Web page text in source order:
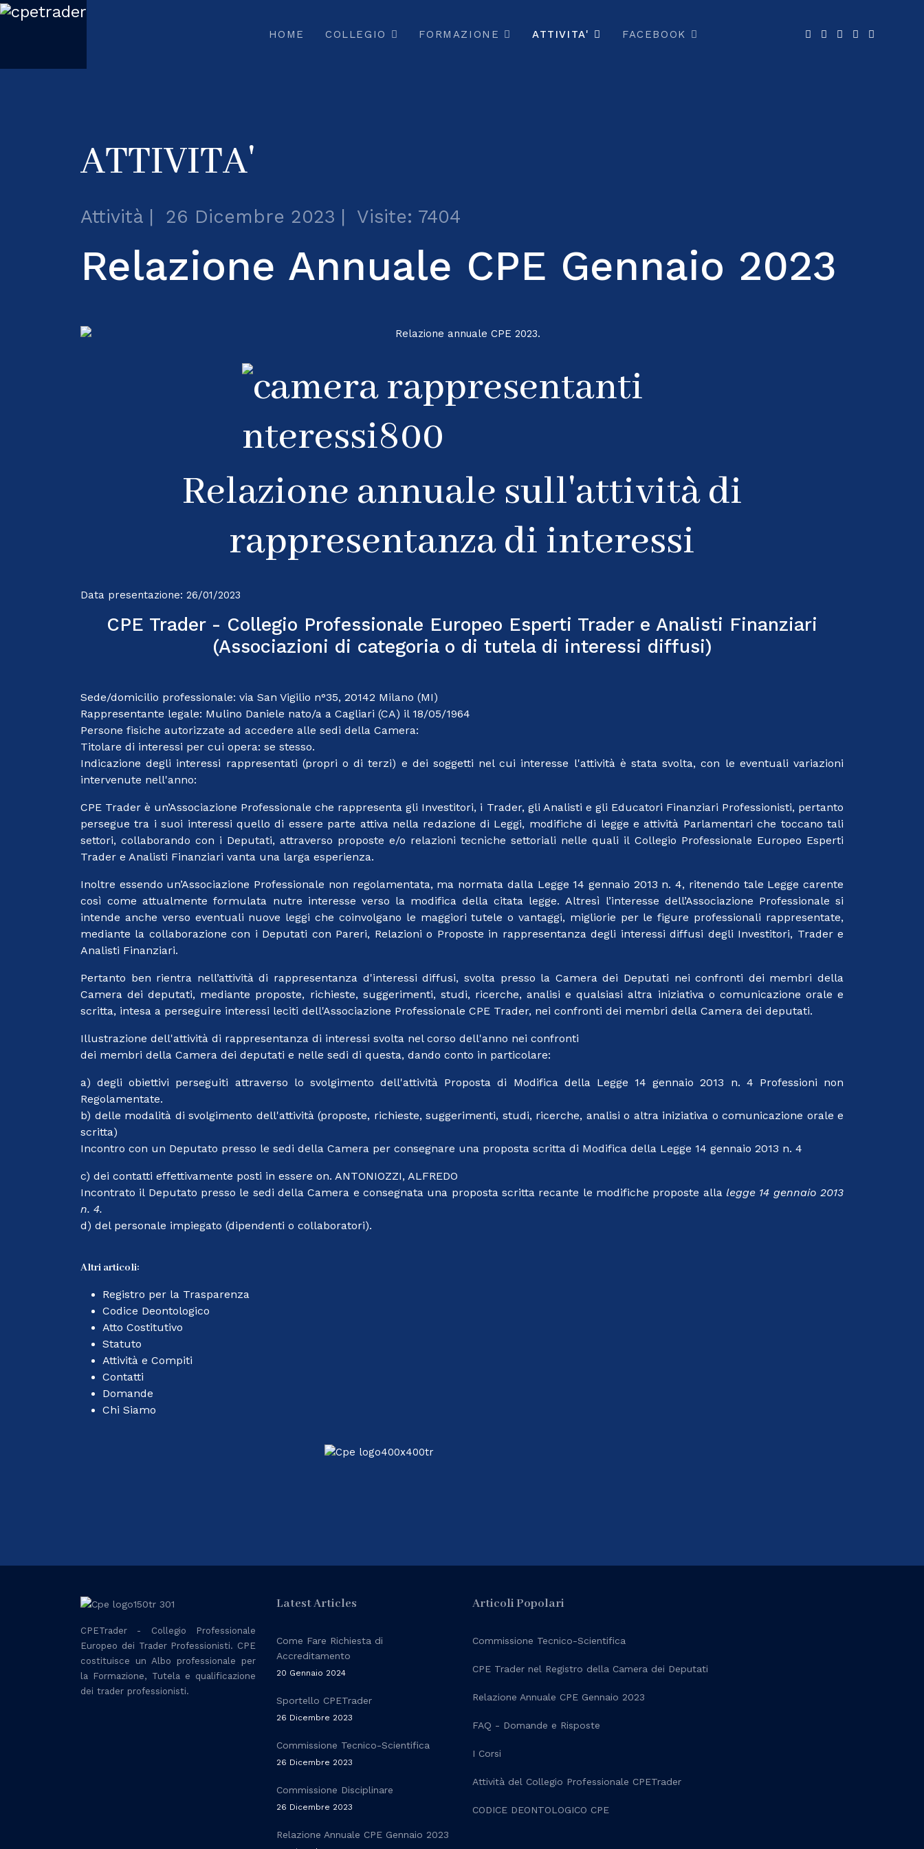
HOME COLLEGIO FORMAZIONE ATTIVITA' FACEBOOK
ATTIVITA'
Attività 26 Dicembre 2023 Visite: 7404
Relazione Annuale CPE Gennaio 2023
Relazione annuale sull'attività di
rappresentanza di interessi
Data presentazione: 26/01/2023
CPE Trader - Collegio Professionale Europeo Esperti Trader e Analisti Finanziari
(Associazioni di categoria o di tutela di interessi diffusi)
Sede/domicilio professionale: via San Vigilio n°35, 20142 Milano (MI)
Rappresentante legale: Mulino Daniele nato/a a Cagliari (CA) il 18/05/1964
Persone fisiche autorizzate ad accedere alle sedi della Camera:
Titolare di interessi per cui opera: se stesso.
Indicazione degli interessi rappresentati (propri o di terzi) e dei soggetti nel cui interesse l'attività è stata svolta, con le eventuali variazioni
intervenute nell'anno:
CPE Trader è un’Associazione Professionale che rappresenta gli Investitori, i Trader, gli Analisti e gli Educatori Finanziari Professionisti, pertanto
persegue tra i suoi interessi quello di essere parte attiva nella redazione di Leggi, modifiche di legge e attività Parlamentari che toccano tali
settori, collaborando con i Deputati, attraverso proposte e/o relazioni tecniche settoriali nelle quali il Collegio Professionale Europeo Esperti
Trader e Analisti Finanziari vanta una larga esperienza.
Inoltre essendo un’Associazione Professionale non regolamentata, ma normata dalla Legge 14 gennaio 2013 n. 4, ritenendo tale Legge carente
così come attualmente formulata nutre interesse verso la modifica della citata legge. Altresì l’interesse dell’Associazione Professionale si
intende anche verso eventuali nuove leggi che coinvolgano le maggiori tutele o vantaggi, migliorie per le figure professionali rappresentate,
mediante la collaborazione con i Deputati con Pareri, Relazioni o Proposte in rappresentanza degli interessi diffusi degli Investitori, Trader e
Analisti Finanziari.
Pertanto ben rientra nell’attività di rappresentanza d'interessi diffusi, svolta presso la Camera dei Deputati nei confronti dei membri della
Camera dei deputati, mediante proposte, richieste, suggerimenti, studi, ricerche, analisi e qualsiasi altra iniziativa o comunicazione orale e
scritta, intesa a perseguire interessi leciti dell'Associazione Professionale CPE Trader, nei confronti dei membri della Camera dei deputati.
Illustrazione dell'attività di rappresentanza di interessi svolta nel corso dell'anno nei confronti
dei membri della Camera dei deputati e nelle sedi di questa, dando conto in particolare:
a) degli obiettivi perseguiti attraverso lo svolgimento dell'attività Proposta di Modifica della Legge 14 gennaio 2013 n. 4 Professioni non
Regolamentate.
b) delle modalità di svolgimento dell'attività (proposte, richieste, suggerimenti, studi, ricerche, analisi o altra iniziativa o comunicazione orale e
scritta)
Incontro con un Deputato presso le sedi della Camera per consegnare una proposta scritta di Modifica della Legge 14 gennaio 2013 n. 4
c) dei contatti effettivamente posti in essere on. ANTONIOZZI, ALFREDO
Incontrato il Deputato presso le sedi della Camera e consegnata una proposta scritta recante le modifiche proposte alla legge 14 gennaio 2013
n. 4.
d) del personale impiegato (dipendenti o collaboratori).
Altri articoli:
Registro per la Trasparenza
Codice Deontologico
Atto Costitutivo
Statuto
Attività e Compiti
Contatti
Domande
Chi Siamo
CPETrader - Collegio Professionale
Europeo dei Trader Professionisti. CPE
costituisce un Albo professionale per
la Formazione, Tutela e qualificazione
dei trader professionisti.
Latest Articles
Come Fare Richiesta di
Accreditamento
20 Gennaio 2024
Sportello CPETrader
26 Dicembre 2023
Commissione Tecnico-Scientifica
26 Dicembre 2023
Commissione Disciplinare
26 Dicembre 2023
Relazione Annuale CPE Gennaio 2023
Articoli Popolari
Commissione Tecnico-Scientifica
CPE Trader nel Registro della Camera dei Deputati
Relazione Annuale CPE Gennaio 2023
FAQ - Domande e Risposte
I Corsi
Attività del Collegio Professionale CPETrader
CODICE DEONTOLOGICO CPE